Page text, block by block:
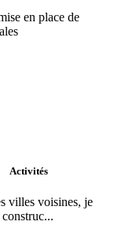
en place de
Activités
villes voisines, je